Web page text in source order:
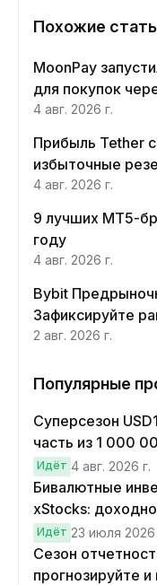
Похожие
MoonPay
для покупок
4 авг. 2026 г.
Прибыль Tether
избыточные
4 авг. 2026 г.
9 лучших MT5-
году
4 авг. 2026 г.
Bybit
Зафиксируйте
хеджируйте
2 авг. 2026 г.
Популярные
Суперсезон
часть из 1 000
Идёт 4 авг. 2026 г.
Бивалютные
xStocks:
прогнозов
Идёт 23 июля 2026
Сезон
прогнозируйте и